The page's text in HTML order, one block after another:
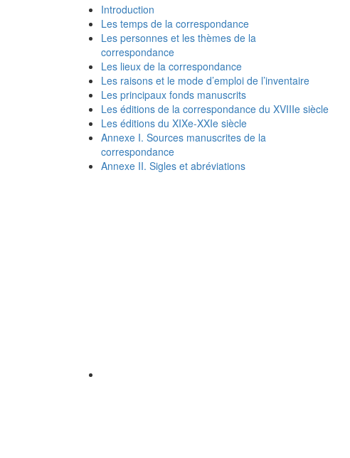
Introduction
Les temps de la correspondance
Les personnes et les thèmes de la
correspondance
Les lieux de la correspondance
Les raisons et le mode d’emploi de l’inventaire
Les principaux fonds manuscrits
Les éditions de la correspondance du XVIIIe siècle
Les éditions du XIXe-XXIe siècle
Annexe I. Sources manuscrites de la
correspondance
Annexe II. Sigles et abréviations